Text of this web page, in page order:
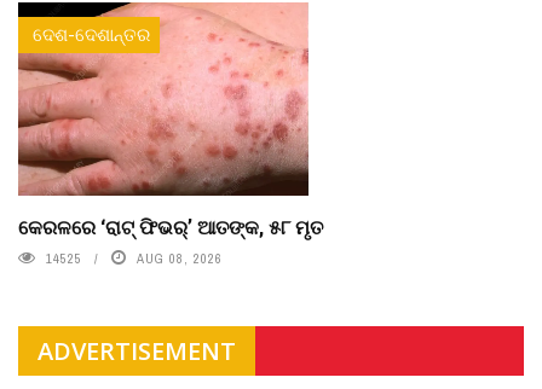
ଦେଶ-ଦେଶାନ୍ତର
କେରଳରେ ‘ରାଟ୍ ଫିଭର୍’ ଆତଙ୍କ, ୫୮ ମୃତ
14525 AUG 08, 2026
ADVERTISEMENT